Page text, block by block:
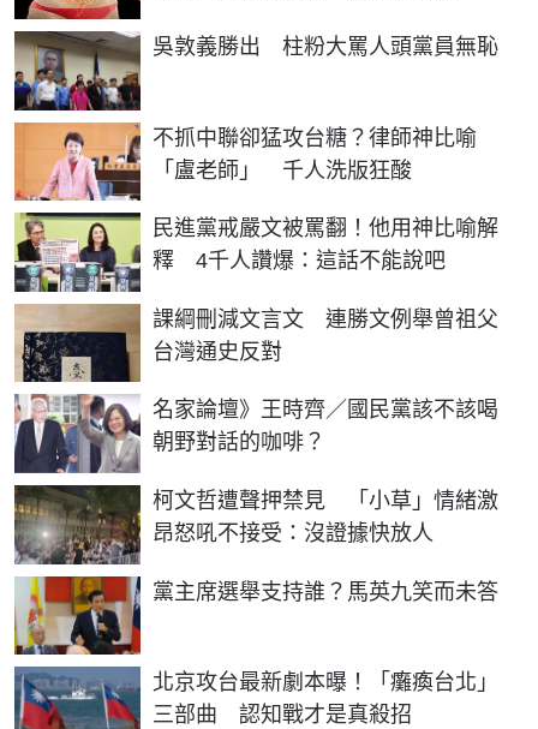
吳敦義勝出 柱粉大罵人頭黨員無恥
不抓中聯卻猛攻台糖？律師神比喻
「盧老師」 千人洗版狂酸
民進黨戒嚴文被罵翻！他用神比喻解
釋 4千人讚爆：這話不能說吧
課綱刪減文言文 連勝文例舉曾祖父
台灣通史反對
名家論壇》王時齊／國民黨該不該喝
朝野對話的咖啡？
柯文哲遭聲押禁見 「小草」情緒激
昂怒吼不接受：沒證據快放人
黨主席選舉支持誰？馬英九笑而未答
北京攻台最新劇本曝！「癱瘓台北」
三部曲 認知戰才是真殺招